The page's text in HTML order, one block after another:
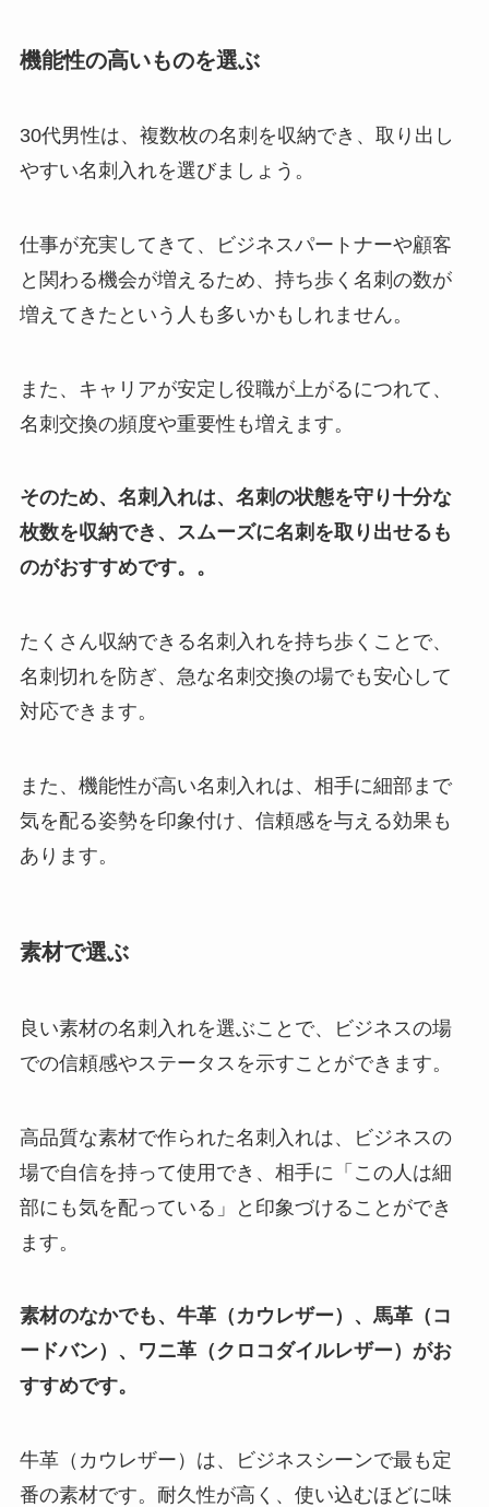
機能性の高いものを選ぶ
30代男性は、複数枚の名刺を収納でき、取り出し
やすい名刺入れを選びましょう。
仕事が充実してきて、ビジネスパートナーや顧客
と関わる機会が増えるため、持ち歩く名刺の数が
増えてきたという人も多いかもしれません。
また、キャリアが安定し役職が上がるにつれて、
名刺交換の頻度や重要性も増えます。
そのため、名刺入れは、名刺の状態を守り十分な
枚数を収納でき、スムーズに名刺を取り出せるも
のがおすすめです。。
たくさん収納できる名刺入れを持ち歩くことで、
名刺切れを防ぎ、急な名刺交換の場でも安心して
対応できます。
また、機能性が高い名刺入れは、相手に細部まで
気を配る姿勢を印象付け、信頼感を与える効果も
あります。
素材で選ぶ
良い素材の名刺入れを選ぶことで、ビジネスの場
での信頼感やステータスを示すことができます。
高品質な素材で作られた名刺入れは、ビジネスの
場で自信を持って使用でき、相手に「この人は細
部にも気を配っている」と印象づけることができ
ます。
素材のなかでも、牛革（カウレザー）、馬革（コ
ードバン）、ワニ革（クロコダイルレザー）がお
すすめです。
牛革（カウレザー）は、ビジネスシーンで最も定
番の素材です。耐久性が高く、使い込むほどに味